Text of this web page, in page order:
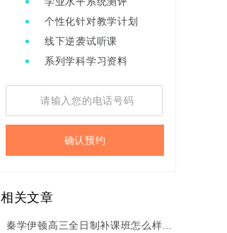
个性化针对教学计划
线下逆袭试听课
系列学科学习资料
确认预约
相关文章
秦学伊顿高三全日制补课班怎么样？